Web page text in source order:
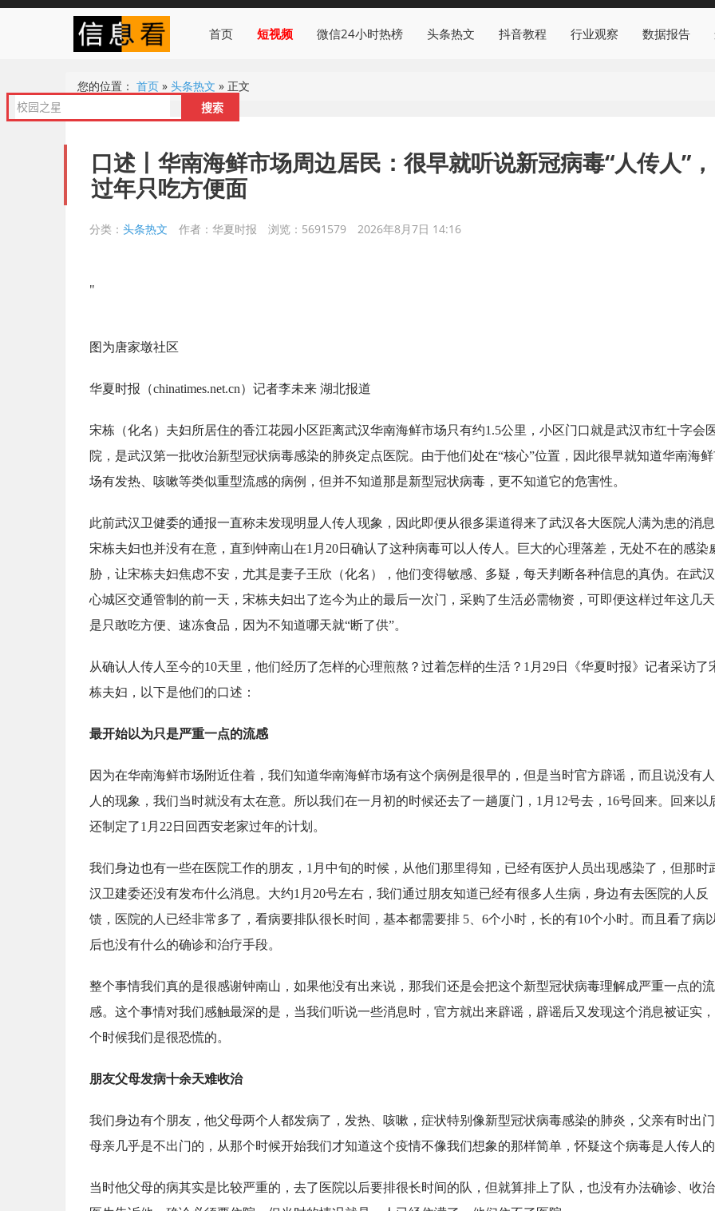
首页 短视频 微信24小时热榜 头条热文 抖音教程 行业观察 数据报告
您的位置： 首页 » 头条热文 » 正文
口述丨华南海鲜市场周边居民：很早就听说新冠病毒“人传人”，
过年只吃方便面
分类： 头条热文 作者：华夏时报 浏览：5691579 2026年8月7日 14:16
"
图为唐家墩社区
华夏时报（chinatimes.net.cn）记者李未来 湖北报道
宋栋（化名）夫妇所居住的香江花园小区距离武汉华南海鲜市场只有约1.5公里，小区门口就是武汉市红十字会
院，是武汉第一批收治新型冠状病毒感染的肺炎定点医院。由于他们处在“核心”位置，因此很早就知道华南海
场有发热、咳嗽等类似重型流感的病例，但并不知道那是新型冠状病毒，更不知道它的危害性。
此前武汉卫健委的通报一直称未发现明显人传人现象，因此即便从很多渠道得来了武汉各大医院人满为患的消息
宋栋夫妇也并没有在意，直到钟南山在1月20日确认了这种病毒可以人传人。巨大的心理落差，无处不在的感染
胁，让宋栋夫妇焦虑不安，尤其是妻子王欣（化名），他们变得敏感、多疑，每天判断各种信息的真伪。在武
心城区交通管制的前一天，宋栋夫妇出了迄今为止的最后一次门，采购了生活必需物资，可即便这样过年这几
是只敢吃方便、速冻食品，因为不知道哪天就“断了供”。
从确认人传人至今的10天里，他们经历了怎样的心理煎熬？过着怎样的生活？1月29日《华夏时报》记者采访了
栋夫妇，以下是他们的口述：
最开始以为只是严重一点的流感
因为在华南海鲜市场附近住着，我们知道华南海鲜市场有这个病例是很早的，但是当时官方辟谣，而且说没有
人的现象，我们当时就没有太在意。所以我们在一月初的时候还去了一趟厦门，1月12号去，16号回来。回来以
还制定了1月22日回西安老家过年的计划。
我们身边也有一些在医院工作的朋友，1月中旬的时候，从他们那里得知，已经有医护人员出现感染了，但那时
汉卫建委还没有发布什么消息。大约1月20号左右，我们通过朋友知道已经有很多人生病，身边有去医院的人反
馈，医院的人已经非常多了，看病要排队很长时间，基本都需要排 5、6个小时，长的有10个小时。而且看了病
后也没有什么的确诊和治疗手段。
整个事情我们真的是很感谢钟南山，如果他没有出来说，那我们还是会把这个新型冠状病毒理解成严重一点的流
感。这个事情对我们感触最深的是，当我们听说一些消息时，官方就出来辟谣，辟谣后又发现这个消息被证实
个时候我们是很恐慌的。
朋友父母发病十余天难收治
我们身边有个朋友，他父母两个人都发病了，发热、咳嗽，症状特别像新型冠状病毒感染的肺炎，父亲有时出门
母亲几乎是不出门的，从那个时候开始我们才知道这个疫情不像我们想象的那样简单，怀疑这个病毒是人传人的
当时他父母的病其实是比较严重的，去了医院以后要排很长时间的队，但就算排上了队，也没有办法确诊、收治